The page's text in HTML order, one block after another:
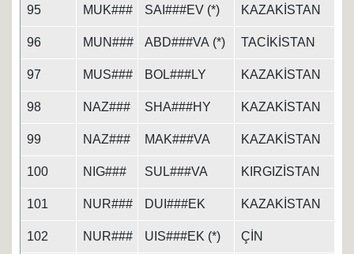
95 MUK### SAI###EV (*) KAZAKİSTAN
96 MUN### ABD###VA (*) TACİKİSTAN
97 MUS### BOL###LY KAZAKİSTAN
98 NAZ### SHA###HY KAZAKİSTAN
99 NAZ### MAK###VA KAZAKİSTAN
100 NIG### SUL###VA KIRGIZİSTAN
101 NUR### DUI###EK KAZAKİSTAN
102 NUR### UIS###EK (*) ÇİN